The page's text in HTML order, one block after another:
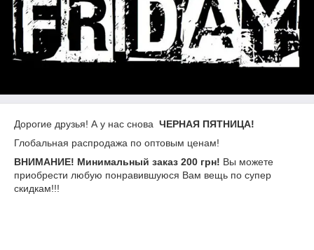
Дорогие друзья! А у нас снова ЧЕРНАЯ ПЯТНИЦА!
Глобальная распродажа по оптовым ценам!
ВНИМАНИЕ! Минимальный заказ 200 грн! Вы можете
приобрести любую понравившуюся Вам вещь по супер
скидкам!!!